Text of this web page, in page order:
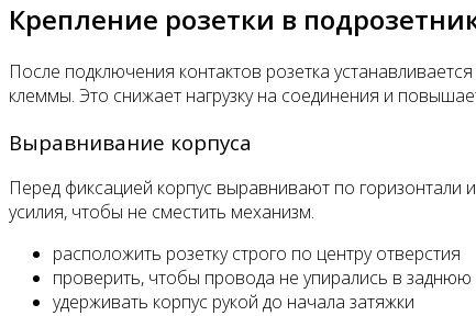
Крепление розетки в
После подключения контактов розетка
клеммы. Это снижает нагрузку на соединения и
Выравнивание корпуса
Перед фиксацией корпус выравнивают по горизонтали
усилия, чтобы не сместить механизм.
расположить розетку строго по центру отверстия
проверить, чтобы провода не упирались в заднюю
удерживать корпус рукой до начала затяжки